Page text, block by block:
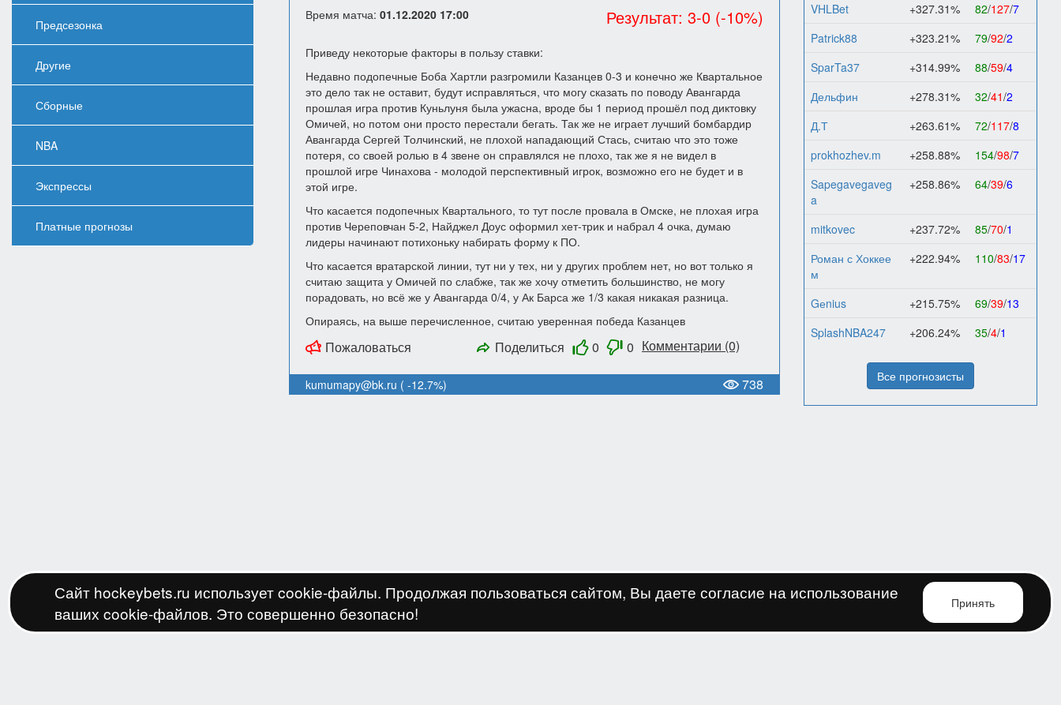
Предсезонка
Другие
Сборные
NBA
Экспрессы
Платные прогнозы
Время матча: 01.12.2020 17:00 Результат: 3-0 (-10%)
Приведу некоторые факторы в пользу ставки:
Недавно подопечные Боба Хартли разгромили Казанцев 0-3 и конечно же Квартальное
это дело так не оставит, будут исправляться, что могу сказать по поводу Авангарда
прошлая игра против Куньлуня была ужасна, вроде бы 1 период прошёл под диктовку
Омичей, но потом они просто перестали бегать. Так же не играет лучший бомбардир
Авангарда Сергей Толчинский, не плохой нападающий Стась, считаю что это тоже
потеря, со своей ролью в 4 звене он справлялся не плохо, так же я не видел в
прошлой игре Чинахова - молодой перспективный игрок, возможно его не будет и в
этой игре.
Что касается подопечных Квартального, то тут после провала в Омске, не плохая игра
против Череповчан 5-2, Найджел Доус оформил хет-трик и набрал 4 очка, думаю
лидеры начинают потихоньку набирать форму к ПО.
Что касается вратарской линии, тут ни у тех, ни у других проблем нет, но вот только я
считаю защита у Омичей по слабже, так же хочу отметить большинство, не могу
порадовать, но всё же у Авангарда 0/4, у Ак Барса же 1/3 какая никакая разница.
Опираясь, на выше перечисленное, считаю уверенная победа Казанцев
Пожаловаться | Поделиться  0  0 Комментарии (0)
kumumapy@bk.ru ( -12.7%) 738
VHLBet
+327.31% 82/127/7
Patrick88
+323.21% 79/92/2
SparTa37
+314.99% 88/59/4
Дельфин
+278.31% 32/41/2
Д.Т
+263.61% 72/117/8
prokhozhev.m
+258.88% 154/98/7
Sapegavegaveg
a
+258.86% 64/39/6
mitkovec +237.72% 85/70/1
Роман с Хоккее
м
+222.94% 110/83/17
Gеnius +215.75% 69/39/13
SplashNBA247
+206.24% 35/4/1
Все прогнозисты
Сайт hockeybets.ru использует cookie-файлы. Продолжая пользоваться сайтом, Вы даете согласие на использование
ваших cookie-файлов. Это совершенно безопасно!
Принять